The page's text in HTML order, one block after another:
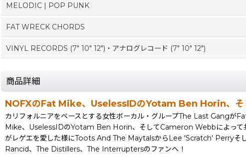
MELODIC | POP PUNK
FAT WRECK CHORDS
VINYL RECORDS (7" 10" 12")・アナログレコード (7" 10" 12")
商品詳細
NOFXのFat Mike、UselessIDのYotam Ben Horin、そ
カリフォルニアをベースとする女性ボーカル・グループThe Last Gang
Mike、UselessIDのYotam Ben Horin、そしてCameron Webbによって
がレゲエを愛した様にToots And The MaytalsからLee 'Scratch' Perryそ
Rancid、The Distillers、The Interruptersのファンへ！